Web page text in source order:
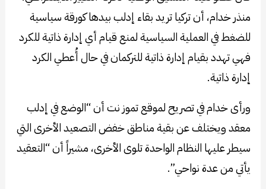
منذر خدام، أن تركيا تريد بقاء إدلب بيدها كورقة سياسية
للضغط في العملية السياسية لمنع قيام أي إدارة ذاتية للكرد
فهي تهدد بقيام إدارة ذاتية للتركمان في حال أُعطي الكرد
إدارة ذاتية.
ورأى خدام في تصريح لموقع تموز نت أن “الوضع في إدلب
معقد ويختلف عن بقية مناطق خفض التصعيد الأخرى التي
سيطر عليها النظام الواحدة تلوى الأخرى، مشيراً أن “التعقيد
يأتي من عدة نواحي”.